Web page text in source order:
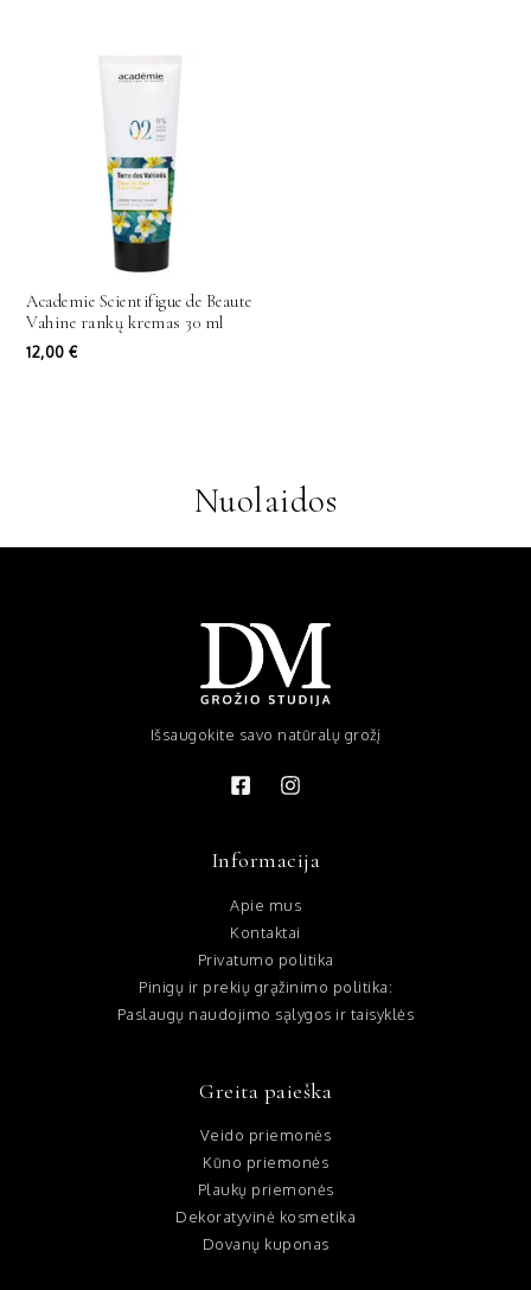
Academie Scientifigue de Beaute
Vahine rankų kremas 30 ml
12,00€
Nuolaidos
Išsaugokite savo natūralų grožį
Informacija
Apie mus
Kontaktai
Privatumo politika
Pinigų ir prekių grąžinimo politika:
Paslaugų naudojimo sąlygos ir taisyklės
Greita paieška
Veido priemonės
Kūno priemonės
Plaukų priemonės
Dekoratyvinė kosmetika
Dovanų kuponas